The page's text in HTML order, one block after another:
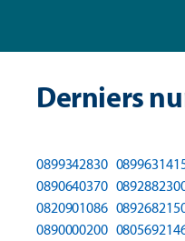
Derniers
0899342830
0890640370
0820901086
0890000200